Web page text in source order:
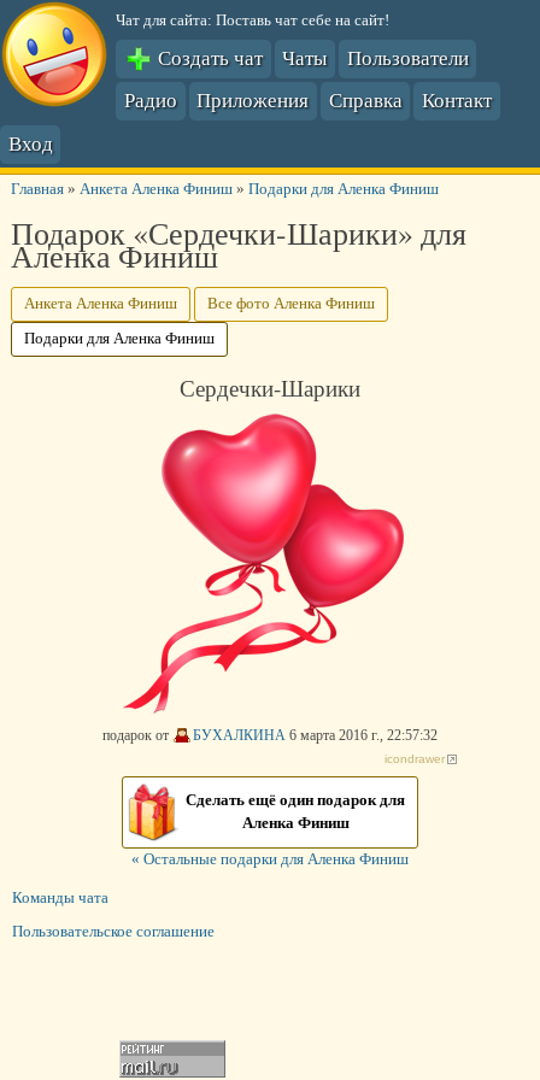
Чат для сайта: Поставь чат себе на сайт!
Создать чат Чаты
Пользователи
Радио
Приложения Справка
Контакт
Вход
Главная» Анкета Аленка Финиш» Подарки для Аленка Финиш
Подарок «Сердечки-Шарики» для
Аленка Финиш
Анкета Аленка Финиш Все фото Аленка Финиш
Подарки для Аленка Финиш
Сердечки-Шарики
подарок от БУХАЛКИНА 6 марта 2016 г., 22:57:32
icondrawer
Сделать ещё один подарок для
Аленка Финиш
« Остальные подарки для Аленка Финиш
Команды чата
Пользовательское соглашение